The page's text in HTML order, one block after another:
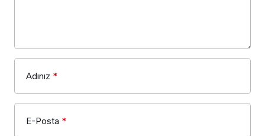
Adınız *
E-Posta *